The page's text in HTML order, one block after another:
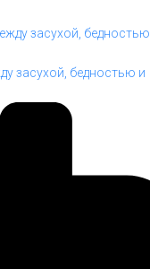
засухой, бедностью и